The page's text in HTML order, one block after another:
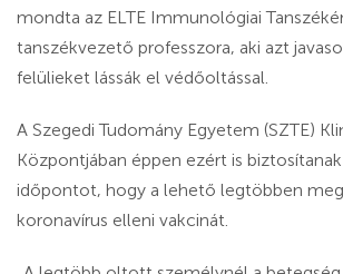
mondta az ELTE Immunológiai
tanszékvezető professzora, aki azt
felülieket lássák el védőoltással.
A Szegedi Tudomány Egyetem (SZTE)
Központjában éppen ezért is
időpontot, hogy a lehető legtöbben
koronavírus elleni vakcinát.